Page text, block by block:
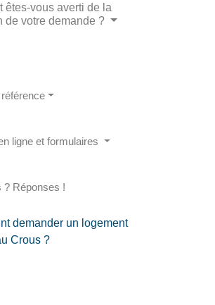
êtes-vous averti de la
de votre demande ?
ligne et formulaires
? Réponses !
demander un logement
Crous ?